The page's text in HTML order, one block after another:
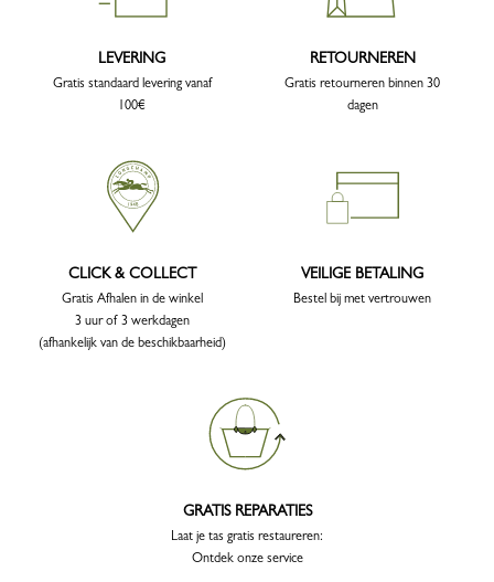
LEVERING
Gratis standaard levering vanaf
100€
RETOURNEREN
Gratis retourneren binnen 30
dagen
CLICK & COLLECT
Gratis Afhalen in de winkel
3 uur of 3 werkdagen
(afhankelijk van de beschikbaarheid)
VEILIGE BETALING
Bestel bij met vertrouwen
GRATIS REPARATIES
Laat je tas gratis restaureren:
Ontdek onze service